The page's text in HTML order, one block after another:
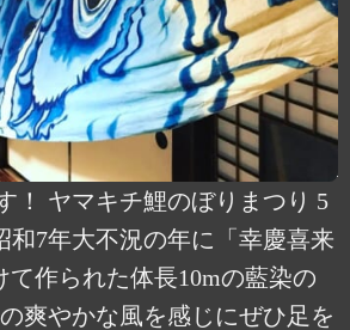
！ ヤマキチ鯉のぼりまつり 5
和7年大不況の年に「幸慶喜来
て作られた体長10mの藍染の
爽やかな風を感じにぜひ足を